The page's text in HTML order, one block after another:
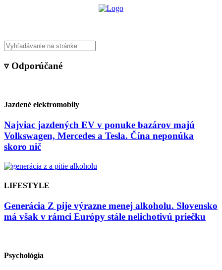
▿ Odporúčané
Jazdené elektromobily
Najviac jazdených EV v ponuke bazárov majú
Volkswagen, Mercedes a Tesla. Čína neponúka
skoro nič
LIFESTYLE
Generácia Z pije výrazne menej alkoholu. Slovensko
má však v rámci Európy stále nelichotivú priečku
Psychológia